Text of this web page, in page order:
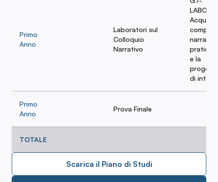
Primo
Anno
Laboratori sul
Colloquio
Narrativo
pratica
e la
di
Primo
Anno
Prova Finale
TOTALE
Scarica il Piano di Studi